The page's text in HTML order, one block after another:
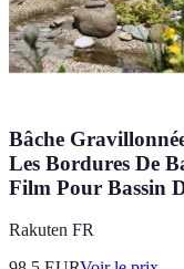
Bâche
Les Bordures De
Film Pour Bassin
Rakuten FR